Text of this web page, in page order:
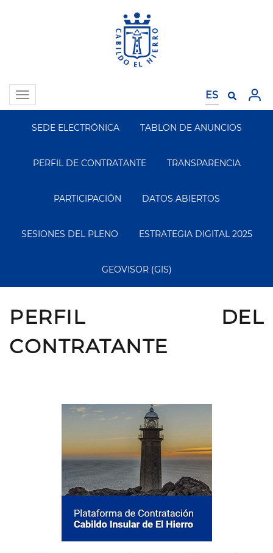
Toggle
navigation
Segundo
Menu
SEDE ELECTRÓNICA TABLON DE ANUNCIOS
PERFIL DE CONTRATANTE TRANSPARENCIA
PARTICIPACIÓN DATOS ABIERTOS
SESIONES DEL PLENO ESTRATEGIA DIGITAL 2025
GEOVISOR (GIS)
PERFIL DEL
CONTRATANTE